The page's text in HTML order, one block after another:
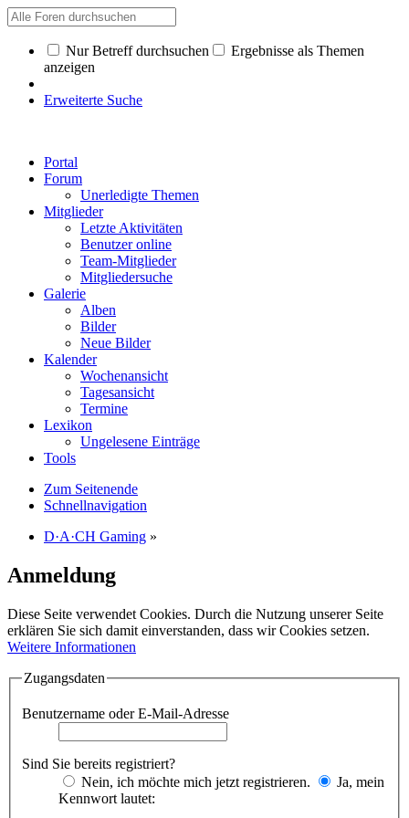
Nur Betreff durchsuchen
Ergebnisse als Themen
anzeigen
Erweiterte Suche
Portal
Forum
Unerledigte Themen
Mitglieder
Letzte Aktivitäten
Benutzer online
Team-Mitglieder
Mitgliedersuche
Galerie
Alben
Bilder
Neue Bilder
Kalender
Wochenansicht
Tagesansicht
Termine
Lexikon
Ungelesene Einträge
Tools
Zum Seitenende
Schnellnavigation
D·A·CH Gaming »
Anmeldung
Diese Seite verwendet Cookies. Durch die Nutzung unserer Seite
erklären Sie sich damit einverstanden, dass wir Cookies setzen.
Weitere Informationen
Zugangsdaten
Benutzername oder E-Mail-Adresse
Sind Sie bereits registriert?
Nein, ich möchte mich jetzt registrieren.
Ja, mein
Kennwort lautet: